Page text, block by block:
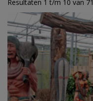
Resultaten 1 t/m 10 van 71